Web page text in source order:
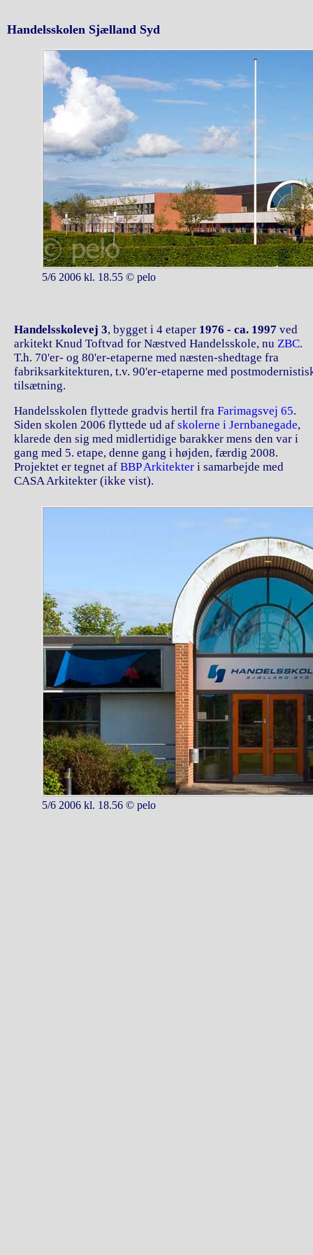
Handelsskolen Sjælland Syd
5/6 2006 kl. 18.55 © pelo
Handelsskolevej 3, bygget i 4 etaper 1976 - ca. 1997 ved
arkitekt Knud Toftvad for Næstved Handelsskole, nu ZBC.
T.h. 70'er- og 80'er-etaperne med næsten-shedtage fra
fabriksarkitekturen, t.v. 90'er-etaperne med
tilsætning.
Handelsskolen flyttede gradvis hertil fra Farimagsvej 65.
Siden skolen 2006 flyttede ud af skolerne i Jernbanegade,
klarede den sig med midlertidige barakker mens den var i
gang med 5. etape, denne gang i højden, færdig 2008.
Projektet er tegnet af BBP Arkitekter i samarbejde med
CASA Arkitekter (ikke vist).
5/6 2006 kl. 18.56 © pelo